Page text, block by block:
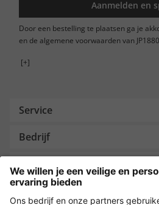
Aanmelden en
Door een bestelling te plaatsen ga je
en de algemene voorwaarden van
[+]
Service
Bedrijf
Payment and Delivery